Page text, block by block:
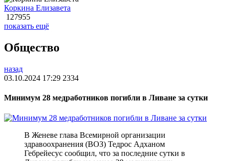
Коркина Елизавета
127955
показать ещё
Общество
назад
03.10.2024 17:29 2334
Минимум 28 медработников погибли в Ливане за сутки
В Женеве глава Всемирной организации
здравоохранения (ВОЗ) Тедрос Адханом
Гебрейесус сообщил, что за последние сутки в